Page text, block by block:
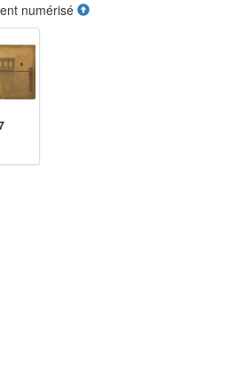
numérisé